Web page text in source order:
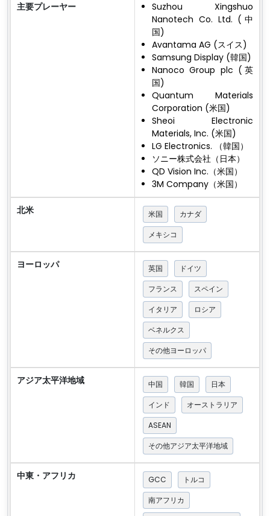
主要プレーヤー
Suzhou Xingshuo
Nanotech Co. Ltd. (中
国)
Ava​​ntama AG (スイス)
Samsung Display (韓国)
Nanoco Group plc (英
国)
Quantum Materials
Corporation (米国)
Sheoi Electronic
Materials, Inc. (米国)
LG Electronics. （韓国）
ソニー株式会社（日本）
QD Vision Inc.（米国）
3M Company（米国）
北米 米国
カナダ
メキシコ
ヨーロッパ 英国
ドイツ
フランス
スペイン
イタリア
ロシア
ベネルクス
その他ヨーロッパ
アジア太平洋地域 中国 韓国
日本
インド
オーストラリア
ASEAN
その他アジア太平洋地域
中東・アフリカ GCC
トルコ
南アフリカ